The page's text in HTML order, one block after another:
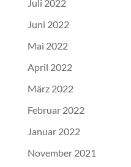
Juli 2022
Juni 2022
Mai 2022
April 2022
März 2022
Februar 2022
Januar 2022
November 2021